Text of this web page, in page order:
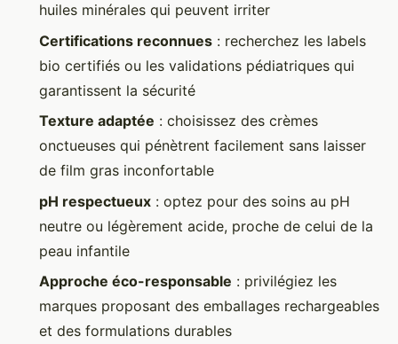
huiles minérales qui peuvent irriter
Certifications reconnues : recherchez les labels
bio certifiés ou les validations pédiatriques qui
garantissent la sécurité
Texture adaptée : choisissez des crèmes
onctueuses qui pénètrent facilement sans laisser
de film gras inconfortable
pH respectueux : optez pour des soins au pH
neutre ou légèrement acide, proche de celui de la
peau infantile
Approche éco-responsable : privilégiez les
marques proposant des emballages rechargeables
et des formulations durables